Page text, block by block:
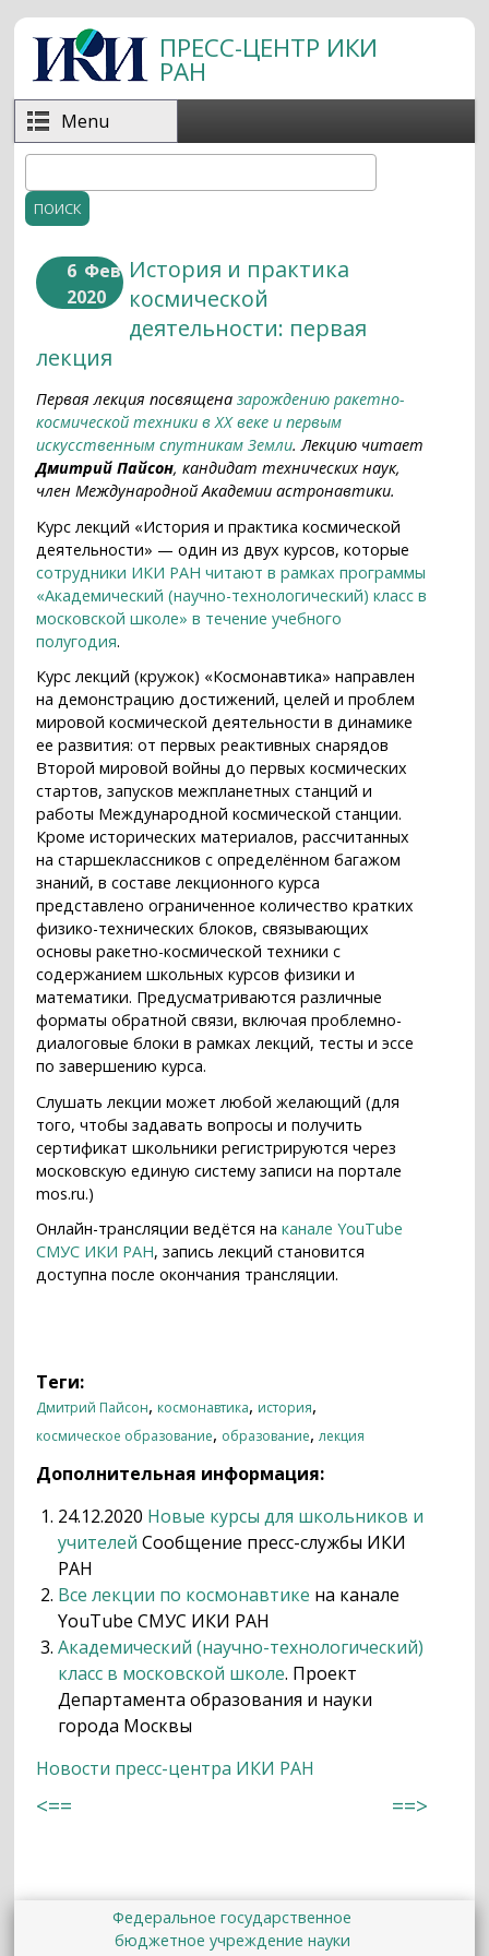
Перейти к основному содержанию
ПРЕСС-ЦЕНТР ИКИ
РАН
Menu
Форма поиска
6 Фев
2020
История и практика
космической
деятельности: первая
лекция
Первая лекция посвященазарождению ракетно-
космической техники в XX веке и первым
искусственным спутникам Земли. Лекцию читает
Дмитрий Пайсон, кандидат технических наук,
член Международной Академии астронавтики.
Курс лекций «История и практика космической
деятельности» — один из двух курсов, которые
сотрудники ИКИ РАН читают в рамках программы
«Академический (научно-технологический) класс в
московской школе» в течение учебного
полугодия.
Курс лекций (кружок) «Космонавтика» направлен
на демонстрацию достижений, целей и проблем
мировой космической деятельности в динамике
ее развития: от первых реактивных снарядов
Второй мировой войны до первых космических
стартов, запусков межпланетных станций и
работы Международной космической станции.
Кроме исторических материалов, рассчитанных
на старшеклассников с определённом багажом
знаний, в составе лекционного курса
представлено ограниченное количество кратких
физико-технических блоков, связывающих
основы ракетно-космической техники с
содержанием школьных курсов физики и
математики. Предусматриваются различные
форматы обратной связи, включая проблемно-
диалоговые блоки в рамках лекций, тесты и эссе
по завершению курса.
Слушать лекции может любой желающий (для
того, чтобы задавать вопросы и получить
сертификат школьники регистрируются через
московскую единую систему записи на портале
mos.ru.)
Онлайн-трансляции ведётся наканале YouTube
СМУС ИКИ РАН, запись лекций становится
доступна после окончания трансляции.
Теги:
Дмитрий Пайсон, космонавтика, история,
космическое образование, образование,лекция
Дополнительная информация:
24.12.2020 Новые курсы для школьников и
учителей Сообщение пресс-службы ИКИ
РАН
Все лекции по космонавтике на канале
YouTube СМУС ИКИ РАН
Академический (научно-технологический)
класс в московской школе. Проект
Департамента образования и науки
города Москвы
Новости пресс-центра ИКИ РАН
<== ==>
Федеральное государственное
бюджетное учреждение науки